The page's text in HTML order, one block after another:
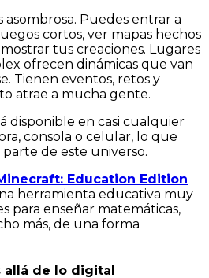
Puedes entrar a
cortos, ver mapas hechos
tus creaciones. Lugares
ofrecen dinámicas que van
Tienen eventos, retos y
atrae a mucha gente.
disponible en casi cualquier
consola o celular, lo que
de este universo.
Education Edition
herramienta educativa muy
para enseñar matemáticas,
más, de una forma
allá de lo digital